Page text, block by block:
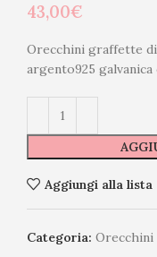
43,00€
Orecchini graffette di
argento925
Aggiungi alla lista
Categoria: Orecchini